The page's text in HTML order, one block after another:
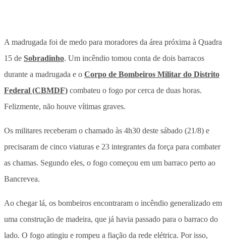
A madrugada foi de medo para moradores da área próxima à Quadra
15 de Sobradinho. Um incêndio tomou conta de dois barracos
durante a madrugada e o Corpo de Bombeiros Militar do Distrito
Federal (CBMDF) combateu o fogo por cerca de duas horas.
Felizmente, não houve vítimas graves.
Os militares receberam o chamado às 4h30 deste sábado (21/8) e
precisaram de cinco viaturas e 23 integrantes da força para combater
as chamas. Segundo eles, o fogo começou em um barraco perto ao
Bancrevea.
Ao chegar lá, os bombeiros encontraram o incêndio generalizado em
uma construção de madeira, que já havia passado para o barraco do
lado. O fogo atingiu e rompeu a fiação da rede elétrica. Por isso,